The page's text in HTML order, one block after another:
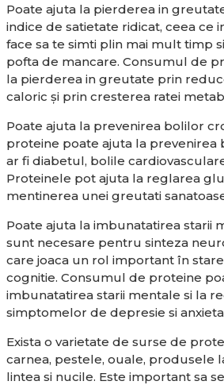
Poate ajuta la pierderea in
indice de satietate ridicat, ceea ce
face sa te simti plin mai mult timp
pofta de mancare. Consumul de
la pierderea in greutate prin
caloric și prin cresterea ratei
Poate ajuta la prevenirea bolilor
proteine poate ajuta la prevenirea
ar fi diabetul, bolile
Proteinele pot ajuta la reglarea
mentinerea unei greutati
Poate ajuta la imbunatatirea starii
sunt necesare pentru sinteza
care joaca un rol important în
cognitie. Consumul de proteine
imbunatatirea starii mentale si la
simptomelor de depresie si
Exista o varietate de surse de
carnea, pestele, ouale, produsele
lintea si nucile. Este important sa